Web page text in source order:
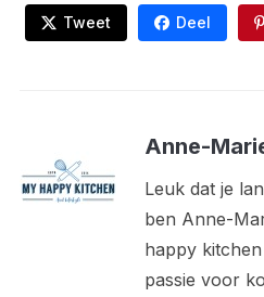
Tweet Deel
Anne-
Leuk dat je
ben Anne-
happy
passie voor